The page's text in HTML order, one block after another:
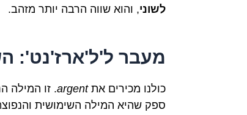
לשוני, והוא שווה הרבה יותר מזהב.
מעבר ל'ל'ארז'נט':
כולנו מכירים אתargent. זו המילה
ספק שהיא המילה השימושית